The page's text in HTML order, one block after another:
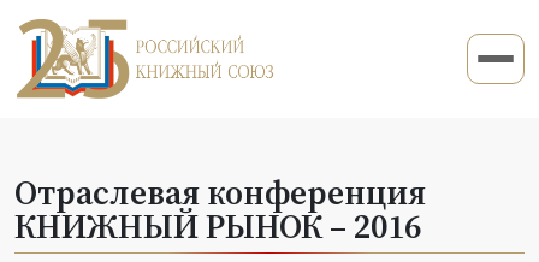
Отраслевая конференция
КНИЖНЫЙ РЫНОК – 2016